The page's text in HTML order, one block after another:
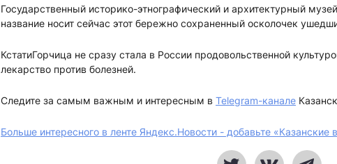
Государственный историко-этнографический и архитектурный
название носит сейчас этот бережно сохраненный осколочек
КстатиГорчица не сразу стала в России продовольственной
лекарство против болезней.
Следите за самым важным и интересным в Telegram-канале
Больше интересного в ленте Яндекс.Новости - добавьте «Казанские